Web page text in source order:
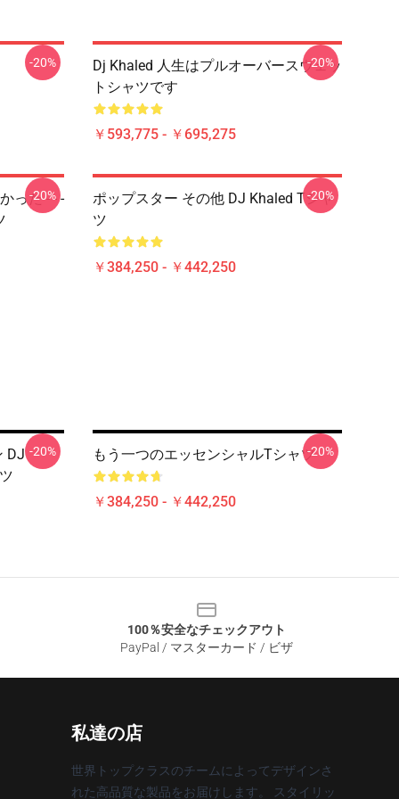
-20%
Dj Khaled 人生はプルオーバースウェッ
トシャツです
￥593,775 - ￥695,275
-20%
った - - -
-20%
ポップスター その他 DJ Khaled Tシャ
ツ
￥384,250 - ￥442,250
-20%
DJ -20% もう一つのエッセンシャルTシャツ
￥384,250 - ￥442,250
-20%
100％安全なチェックアウト
PayPal / マスターカード / ビザ
私達の店
世界トップクラスのチームによってデザインさ
れた高品質な製品をお届けします。 スタイリッ